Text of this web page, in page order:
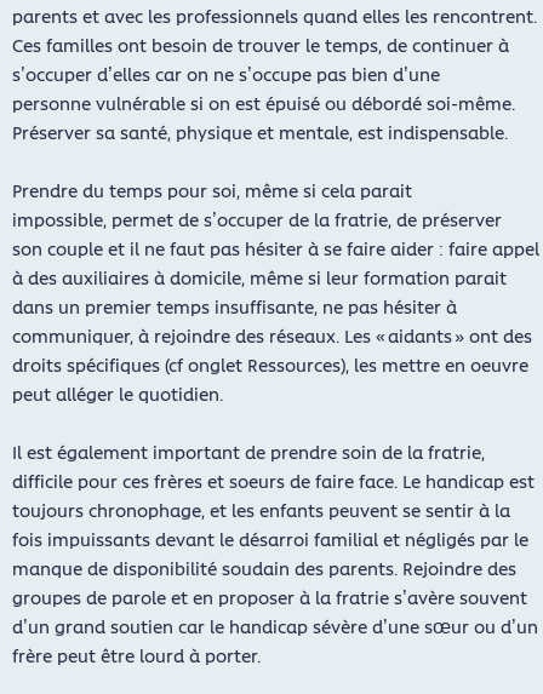
parents et avec les professionnels quand elles les rencontrent.
Ces familles ont besoin de trouver le temps, de continuer à
s’occuper d’elles car on ne s’occupe pas bien d’une
personne vulnérable si on est épuisé ou débordé soi-même.
Préserver sa santé, physique et mentale, est indispensable.
Prendre du temps pour soi, même si cela parait
impossible, permet de s’occuper de la fratrie, de préserver
son couple et il ne faut pas hésiter à se faire aider : faire appel
à des auxiliaires à domicile, même si leur formation parait
dans un premier temps insuffisante, ne pas hésiter à
communiquer, à rejoindre des réseaux. Les « aidants » ont des
droits spécifiques (cf onglet Ressources), les mettre en oeuvre
peut alléger le quotidien.
Il est également important de prendre soin de la fratrie,
difficile pour ces frères et soeurs de faire face. Le handicap est
toujours chronophage, et les enfants peuvent se sentir à la
fois impuissants devant le désarroi familial et négligés par le
manque de disponibilité soudain des parents. Rejoindre des
groupes de parole et en proposer à la fratrie s’avère souvent
d’un grand soutien car le handicap sévère d’une sœur ou d’un
frère peut être lourd à porter.